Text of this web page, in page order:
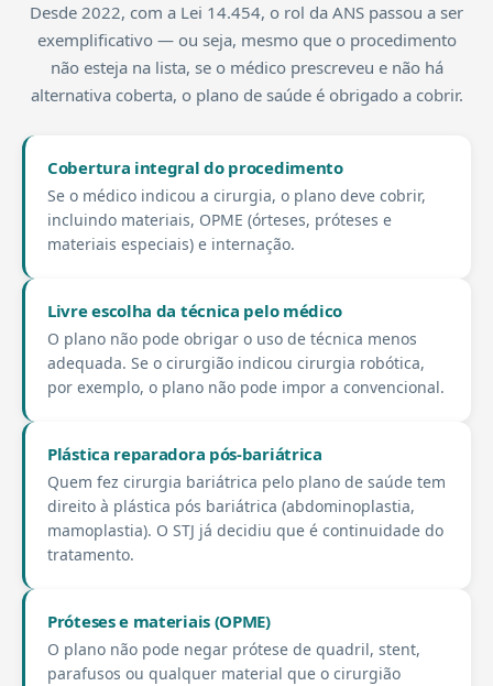
Desde 2022, com a Lei 14.454, o rol da ANS passou a ser
exemplificativo — ou seja, mesmo que o procedimento
não esteja na lista, se o médico prescreveu e não há
alternativa coberta, o plano de saúde é obrigado a cobrir.
Cobertura integral do procedimento
Se o médico indicou a cirurgia, o plano deve cobrir,
incluindo materiais, OPME (órteses, próteses e
materiais especiais) e internação.
Livre escolha da técnica pelo médico
O plano não pode obrigar o uso de técnica menos
adequada. Se o cirurgião indicou cirurgia robótica,
por exemplo, o plano não pode impor a convencional.
Plástica reparadora pós-bariátrica
Quem fez cirurgia bariátrica pelo plano de saúde tem
direito à plástica pós bariátrica (abdominoplastia,
mamoplastia). O STJ já decidiu que é continuidade do
tratamento.
Próteses e materiais (OPME)
O plano não pode negar prótese de quadril, stent,
parafusos ou qualquer material que o cirurgião